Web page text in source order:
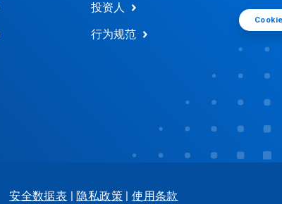
投资人
行为规范
Cookie
安全数据表 | 隐私政策|使用条款